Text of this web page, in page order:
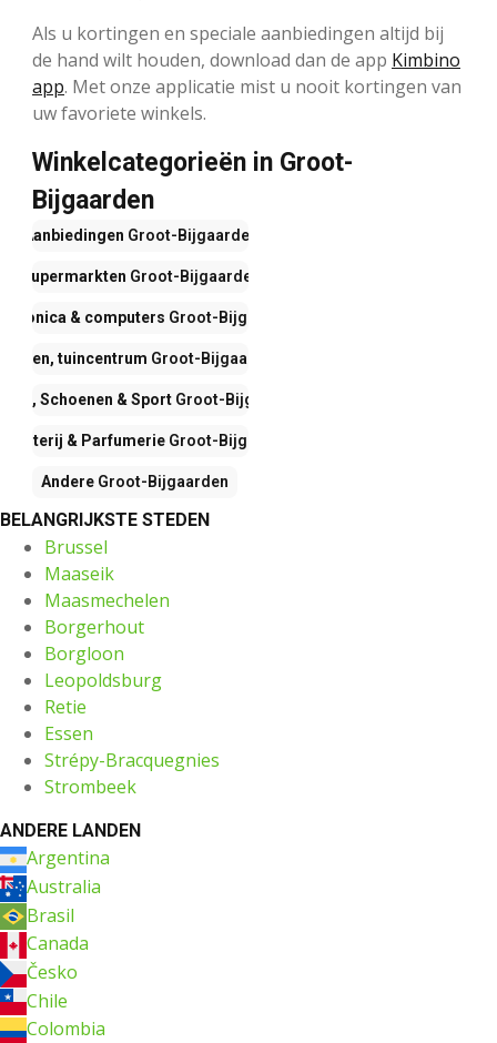
Als u kortingen en speciale aanbiedingen altijd bij
de hand wilt houden, download dan de app Kimbino
app. Met onze applicatie mist u nooit kortingen van
uw favoriete winkels.
Winkelcategorieën in Groot-
Bijgaarden
Aanbiedingen Groot-Bijgaarden
Supermarkten Groot-Bijgaarden
& computers Groot-Bijgaarden
Wonen, tuincentrum Groot-Bijgaarden
Schoenen & SportGroot-Bijgaarden
& ParfumerieGroot-Bijgaarden
Andere Groot-Bijgaarden
BELANGRIJKSTE STEDEN
Brussel
Maaseik
Maasmechelen
Borgerhout
Borgloon
Leopoldsburg
Retie
Essen
Strépy-Bracquegnies
Strombeek
ANDERE LANDEN
Argentina
Australia
Brasil
Canada
Česko
Chile
Colombia